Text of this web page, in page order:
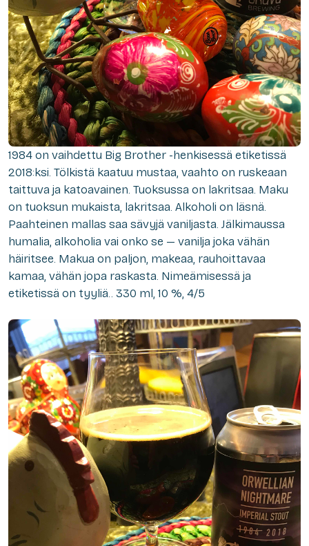
1984 on vaihdettu Big Brother -henkisessä etiketissä
2018:ksi. Tölkistä kaatuu mustaa, vaahto on ruskeaan
taittuva ja katoavainen. Tuoksussa on lakritsaa. Maku
on tuoksun mukaista, lakritsaa. Alkoholi on läsnä.
Paahteinen mallas saa sävyjä vaniljasta. Jälkimaussa
humalia, alkoholia vai onko se — vanilja joka vähän
häiritsee. Makua on paljon, makeaa, rauhoittavaa
kamaa, vähän jopa raskasta. Nimeämisessä ja
etiketissä on tyyliä.. 330 ml, 10 %, 4/5